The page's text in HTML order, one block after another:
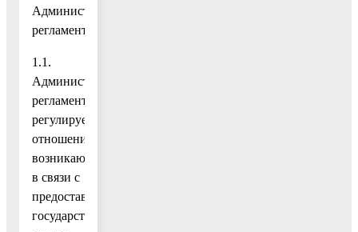
Административного
регламента
1.1.
Административный
регламент
регулирует
отношения,
возникающие
в связи с
предоставлением
государственной